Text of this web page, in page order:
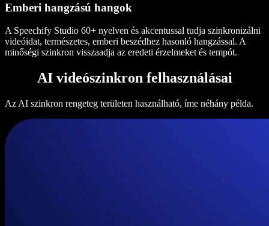
Emberi hangzású hangok
A Speechify Studio 60+ nyelven és akcentussal tudja szinkronizálni
videóidat, természetes, emberi beszédhez hasonló hangzással. A
minőségi szinkron visszaadja az eredeti érzelmeket és tempót.
AI videószinkron felhasználásai
Az AI szinkron rengeteg területen használható, íme néhány példa.